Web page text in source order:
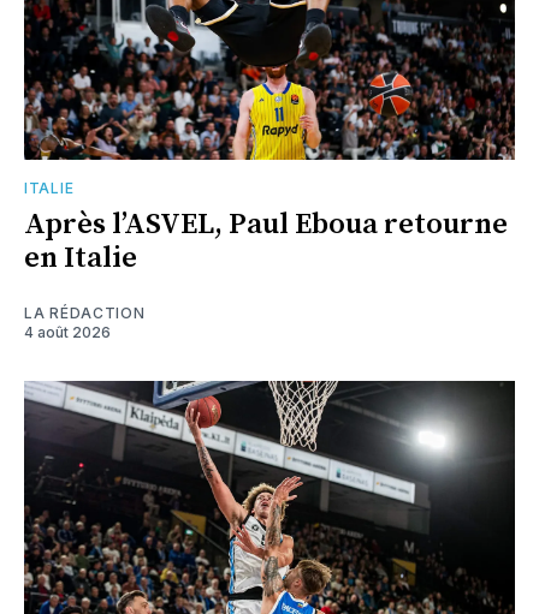
ITALIE
Après l’ASVEL, Paul Eboua retourne
en Italie
LA RÉDACTION
4 août 2026